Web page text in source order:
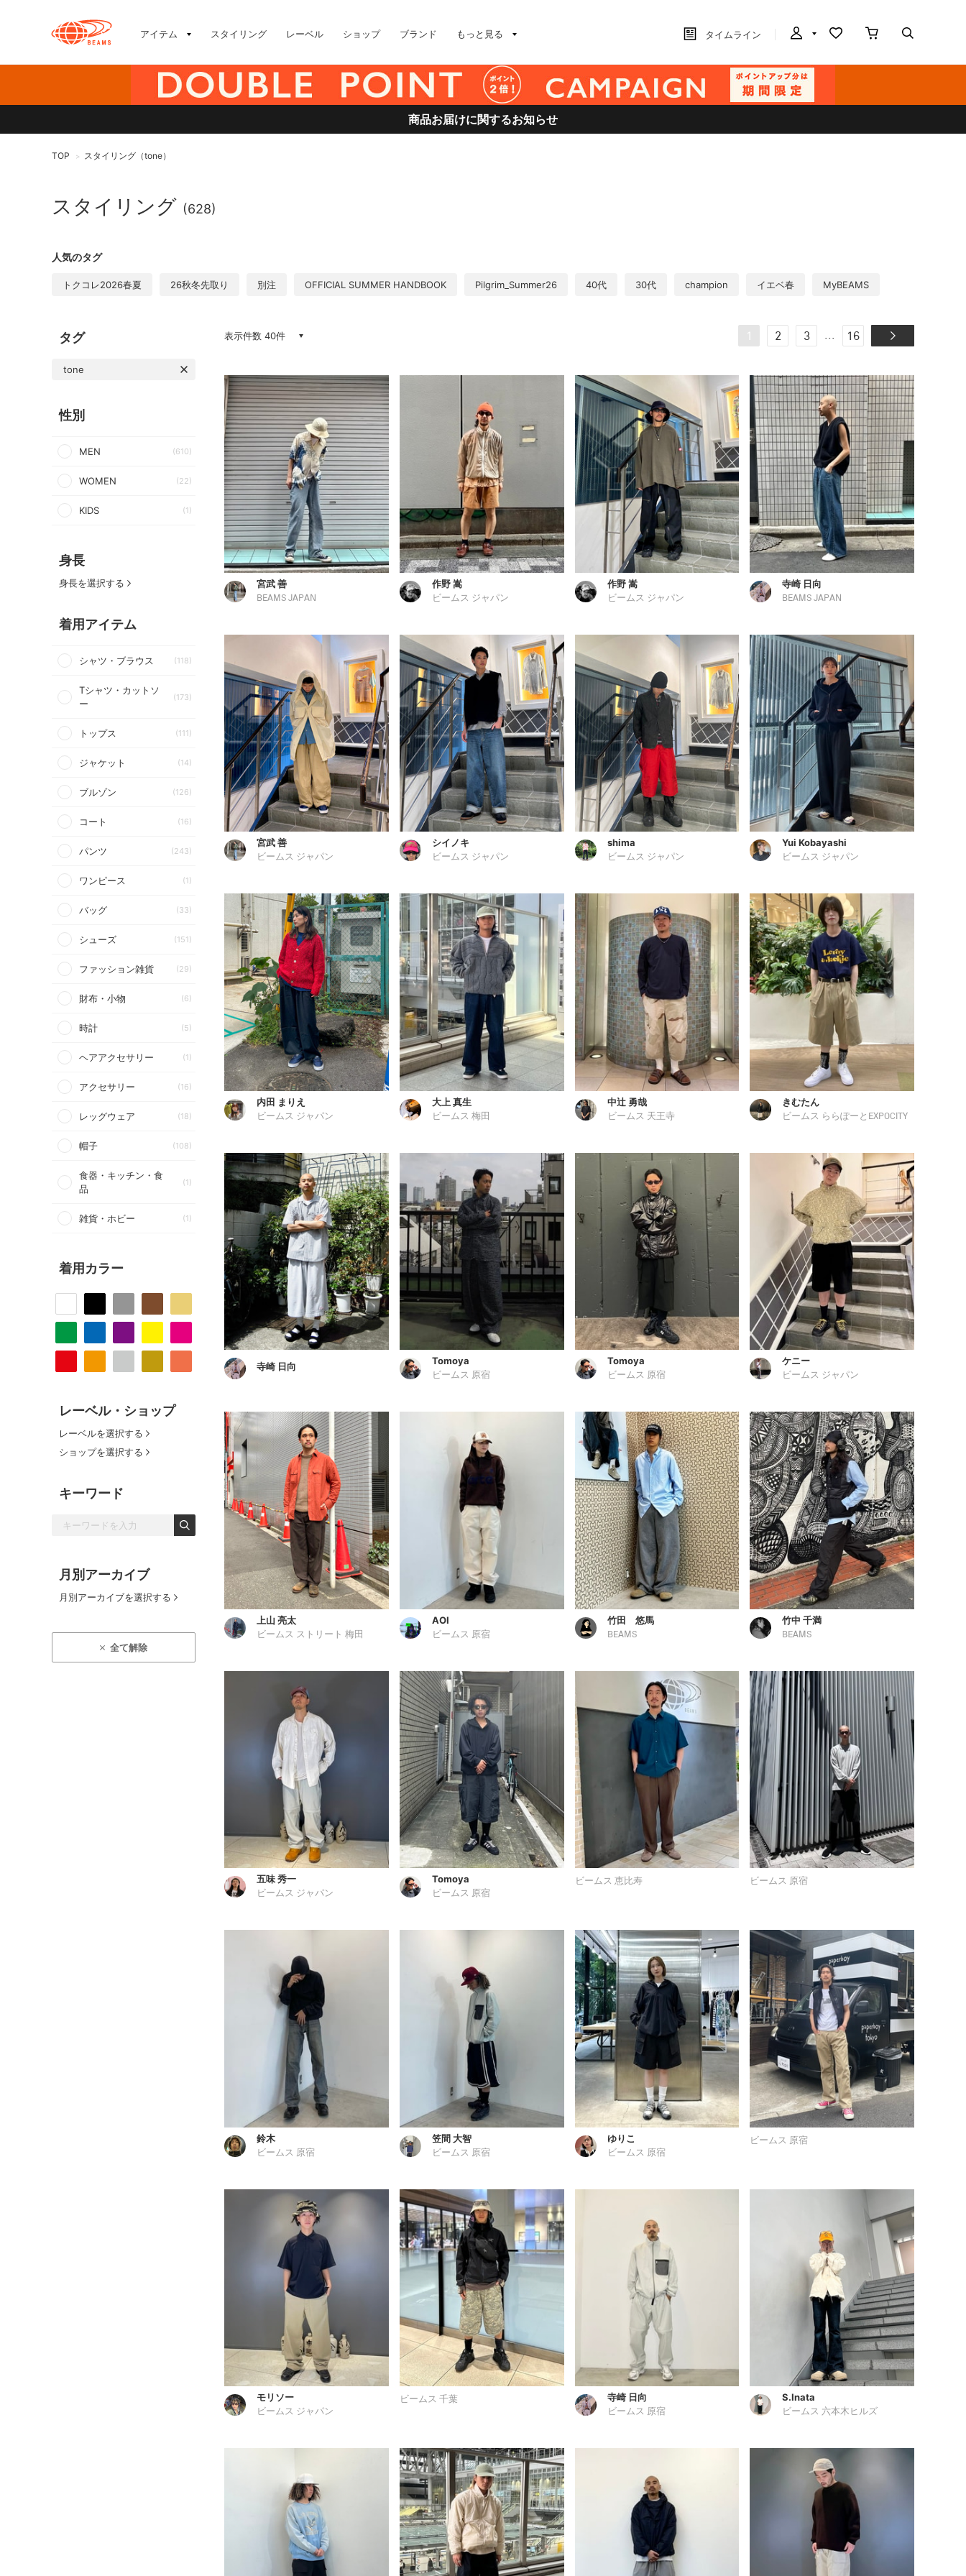
アイテム スタイリング レーベル ショップ ブランド もっと見る タイムライン
商品お届けに関するお知らせ
TOP > スタイリング（tone）
スタイリング (628)
人気のタグ
トクコレ2026春夏 26秋冬先取り 別注 OFFICIAL SUMMER HANDBOOK Pilgrim_Summer26 40代 30代 champion イエベ春 MyBEAMS
タグ
tone
性別
MEN (610)
WOMEN (22)
KIDS (1)
身長
身長を選択する
着用アイテム
シャツ・ブラウス (118)
Tシャツ・カットソ
ー
(173)
トップス (111)
ジャケット (14)
ブルゾン (126)
コート (16)
パンツ (243)
ワンピース (1)
バッグ (33)
シューズ (151)
ファッション雑貨 (29)
財布・小物 (6)
時計 (5)
ヘアアクセサリー (1)
アクセサリー (16)
レッグウェア (18)
帽子 (108)
食器・キッチン・食
品
(1)
雑貨・ホビー (1)
着用カラー
レーベル・ショップ
レーベルを選択する
ショップを選択する
キーワード
月別アーカイブ
月別アーカイブを選択する
全て解除
表示件数 40件 1 2 3 ... 16
宮武 善
BEAMS JAPAN
作野 嵩
ビームス ジャパン
作野 嵩
ビームス ジャパン
寺崎 日向
BEAMS JAPAN
宮武 善
ビームス ジャパン
シイノキ
ビームス ジャパン
shima
ビームス ジャパン
Yui Kobayashi
ビームス ジャパン
内田 まりえ
ビームス ジャパン
大上 真生
ビームス 梅田
中辻 勇哉
ビームス 天王寺
きむたん
ビームス ららぽーとEXPOCITY
寺崎 日向 Tomoya
ビームス 原宿
Tomoya
ビームス 原宿
ケニー
ビームス ジャパン
上山 亮太
ビームス ストリート 梅田
AOI
ビームス 原宿
竹田 悠馬
BEAMS
竹中 千満
BEAMS
五味 秀一
ビームス ジャパン
Tomoya
ビームス 原宿
ビームス 恵比寿 ビームス 原宿
鈴木
ビームス 原宿
笠間 大智
ビームス 原宿
ゆりこ
ビームス 原宿
ビームス 原宿
モリソー
ビームス ジャパン
ビームス 千葉 寺崎 日向
ビームス 原宿
S.Inata
ビームス 六本木ヒルズ